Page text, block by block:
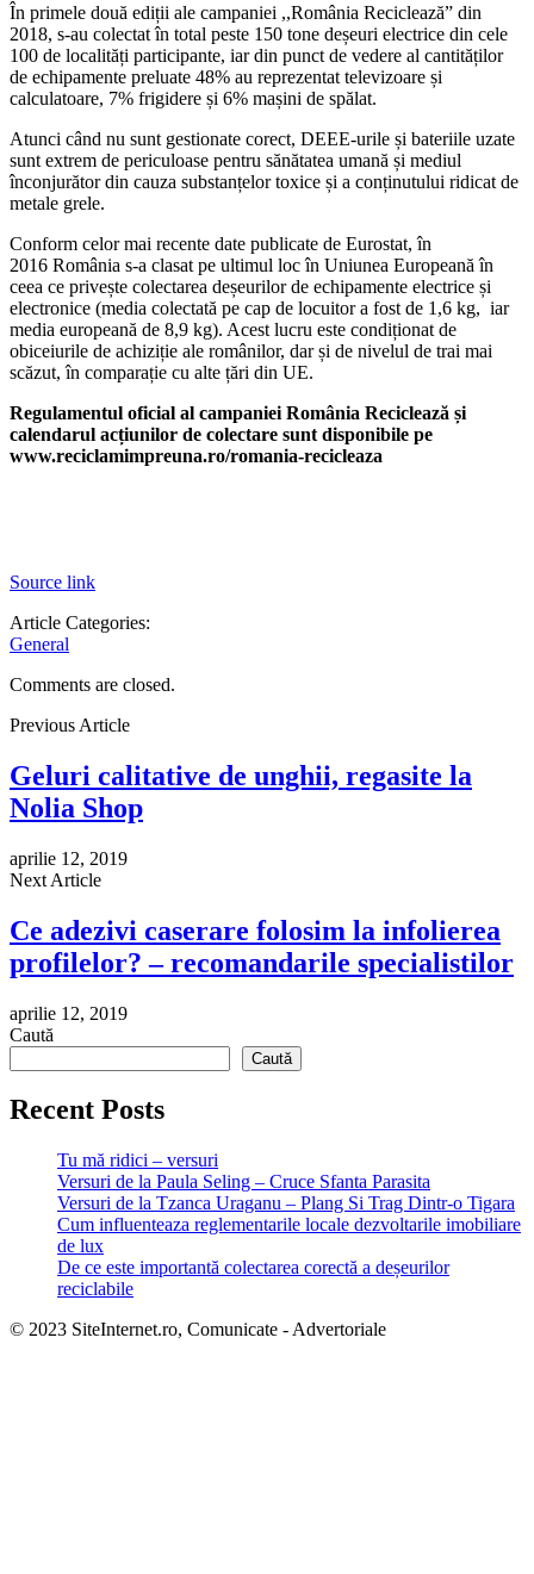
În primele două ediții ale campaniei ,,România Reciclează” din
2018, s-au colectat în total peste 150 tone deșeuri electrice din cele
100 de localități participante, iar din punct de vedere al cantităților
de echipamente preluate 48% au reprezentat televizoare și
calculatoare, 7% frigidere și 6% mașini de spălat.
Atunci când nu sunt gestionate corect, DEEE-urile și bateriile uzate
sunt extrem de periculoase pentru sănătatea umană și mediul
înconjurător din cauza substanțelor toxice și a conținutului ridicat de
metale grele.
Conform celor mai recente date publicate de Eurostat, în
2016 România s-a clasat pe ultimul loc în Uniunea Europeană în
ceea ce privește colectarea deșeurilor de echipamente electrice și
electronice (media colectată pe cap de locuitor a fost de 1,6 kg, iar
media europeană de 8,9 kg). Acest lucru este condiționat de
obiceiurile de achiziție ale românilor, dar și de nivelul de trai mai
scăzut, în comparație cu alte țări din UE.
Regulamentul oficial al campaniei România Reciclează și
calendarul acțiunilor de colectare sunt disponibile pe
www.reciclamimpreuna.ro/romania-recicleaza
Source link
Article Categories:
General
Comments are closed.
Previous Article
Geluri calitative de unghii, regasite la
Nolia Shop
aprilie 12, 2019
Next Article
Ce adezivi caserare folosim la infolierea
profilelor? – recomandarile specialistilor
aprilie 12, 2019
Caută
Caută
Recent Posts
Tu mă ridici – versuri
Versuri de la Paula Seling – Cruce Sfanta Parasita
Versuri de la Tzanca Uraganu – Plang Si Trag Dintr-o Tigara
Cum influenteaza reglementarile locale dezvoltarile imobiliare
de lux
De ce este importantă colectarea corectă a deșeurilor
reciclabile
© 2023 SiteInternet.ro, Comunicate - Advertoriale